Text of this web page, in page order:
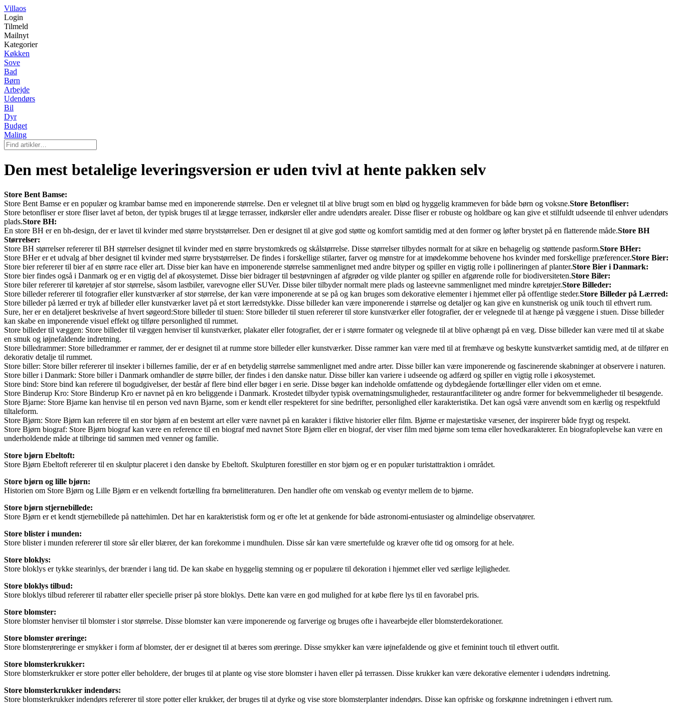
Villaos
Login
Tilmeld
Mailnyt
Kategorier
Køkken
Sove
Bad
Børn
Arbejde
Udendørs
Bil
Dyr
Budget
Maling
Den mest betalelige leveringsversion er uden tvivl at hente pakken selv
Store Bent Bamse:
Store Bent Bamse er en populær og krambar bamse med en imponerende størrelse. Den er velegnet til at blive brugt som en blød og hyggelig krammeven for både børn og voksne.Store Betonfliser:
Store betonfliser er store fliser lavet af beton, der typisk bruges til at lægge terrasser, indkørsler eller andre udendørs arealer. Disse fliser er robuste og holdbare og kan give et stilfuldt udseende til enhver udendørs
plads.Store BH:
En store BH er en bh-design, der er lavet til kvinder med større bryststørrelser. Den er designet til at give god støtte og komfort samtidig med at den former og løfter brystet på en flatterende måde.Store BH
Størrelser:
Store BH størrelser refererer til BH størrelser designet til kvinder med en større brystomkreds og skålstørrelse. Disse størrelser tilbydes normalt for at sikre en behagelig og støttende pasform.Store BHer:
Store BHer er et udvalg af bher designet til kvinder med større bryststørrelser. De findes i forskellige stilarter, farver og mønstre for at imødekomme behovene hos kvinder med forskellige præferencer.Store Bier:
Store bier refererer til bier af en større race eller art. Disse bier kan have en imponerende størrelse sammenlignet med andre bityper og spiller en vigtig rolle i pollineringen af planter.Store Bier i Danmark:
Store bier findes også i Danmark og er en vigtig del af økosystemet. Disse bier bidrager til bestøvningen af afgrøder og vilde planter og spiller en afgørende rolle for biodiversiteten.Store Biler:
Store biler refererer til køretøjer af stor størrelse, såsom lastbiler, varevogne eller SUVer. Disse biler tilbyder normalt mere plads og lasteevne sammenlignet med mindre køretøjer.Store Billeder:
Store billeder refererer til fotografier eller kunstværker af stor størrelse, der kan være imponerende at se på og kan bruges som dekorative elementer i hjemmet eller på offentlige steder.Store Billeder på Lærred:
Store billeder på lærred er tryk af billeder eller kunstværker lavet på et stort lærredstykke. Disse billeder kan være imponerende i størrelse og detaljer og kan give en kunstnerisk og unik touch til ethvert rum.
Sure, her er en detaljeret beskrivelse af hvert søgeord:Store billeder til stuen: Store billeder til stuen refererer til store kunstværker eller fotografier, der er velegnede til at hænge på væggene i stuen. Disse billeder
kan skabe en imponerende visuel effekt og tilføre personlighed til rummet.
Store billeder til væggen: Store billeder til væggen henviser til kunstværker, plakater eller fotografier, der er i større formater og velegnede til at blive ophængt på en væg. Disse billeder kan være med til at skabe
en smuk og iøjnefaldende indretning.
Store billedrammer: Store billedrammer er rammer, der er designet til at rumme store billeder eller kunstværker. Disse rammer kan være med til at fremhæve og beskytte kunstværket samtidig med, at de tilfører en
dekorativ detalje til rummet.
Store biller: Store biller refererer til insekter i billernes familie, der er af en betydelig størrelse sammenlignet med andre arter. Disse biller kan være imponerende og fascinerende skabninger at observere i naturen.
Store biller i Danmark: Store biller i Danmark omhandler de større biller, der findes i den danske natur. Disse biller kan variere i udseende og adfærd og spiller en vigtig rolle i økosystemet.
Store bind: Store bind kan referere til bogudgivelser, der består af flere bind eller bøger i en serie. Disse bøger kan indeholde omfattende og dybdegående fortællinger eller viden om et emne.
Store Binderup Kro: Store Binderup Kro er navnet på en kro beliggende i Danmark. Krostedet tilbyder typisk overnatningsmuligheder, restaurantfaciliteter og andre former for bekvemmeligheder til besøgende.
Store Bjarne: Store Bjarne kan henvise til en person ved navn Bjarne, som er kendt eller respekteret for sine bedrifter, personlighed eller karakteristika. Det kan også være anvendt som en kærlig og respektfuld
tiltaleform.
Store Bjørn: Store Bjørn kan referere til en stor bjørn af en bestemt art eller være navnet på en karakter i fiktive historier eller film. Bjørne er majestætiske væsener, der inspirerer både frygt og respekt.
Store Bjørn biograf: Store Bjørn biograf kan være en reference til en biograf med navnet Store Bjørn eller en biograf, der viser film med bjørne som tema eller hovedkarakterer. En biografoplevelse kan være en
underholdende måde at tilbringe tid sammen med venner og familie.
Store bjørn Ebeltoft:
Store Bjørn Ebeltoft refererer til en skulptur placeret i den danske by Ebeltoft. Skulpturen forestiller en stor bjørn og er en populær turistattraktion i området.
Store bjørn og lille bjørn:
Historien om Store Bjørn og Lille Bjørn er en velkendt fortælling fra børnelitteraturen. Den handler ofte om venskab og eventyr mellem de to bjørne.
Store bjørn stjernebillede:
Store Bjørn er et kendt stjernebillede på nattehimlen. Det har en karakteristisk form og er ofte let at genkende for både astronomi-entusiaster og almindelige observatører.
Store blister i munden:
Store blister i munden refererer til store sår eller blærer, der kan forekomme i mundhulen. Disse sår kan være smertefulde og kræver ofte tid og omsorg for at hele.
Store bloklys:
Store bloklys er tykke stearinlys, der brænder i lang tid. De kan skabe en hyggelig stemning og er populære til dekoration i hjemmet eller ved særlige lejligheder.
Store bloklys tilbud:
Store bloklys tilbud refererer til rabatter eller specielle priser på store bloklys. Dette kan være en god mulighed for at købe flere lys til en favorabel pris.
Store blomster:
Store blomster henviser til blomster i stor størrelse. Disse blomster kan være imponerende og farverige og bruges ofte i havearbejde eller blomsterdekorationer.
Store blomster øreringe:
Store blomsterøreringe er smykker i form af blomster, der er designet til at bæres som øreringe. Disse smykker kan være iøjnefaldende og give et feminint touch til ethvert outfit.
Store blomsterkrukker:
Store blomsterkrukker er store potter eller beholdere, der bruges til at plante og vise store blomster i haven eller på terrassen. Disse krukker kan være dekorative elementer i udendørs indretning.
Store blomsterkrukker indendørs:
Store blomsterkrukker indendørs refererer til store potter eller krukker, der bruges til at dyrke og vise store blomsterplanter indendørs. Disse kan opfriske og forskønne indretningen i ethvert rum.